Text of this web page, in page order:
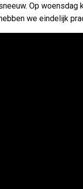
Op woensdag
we eindelijk